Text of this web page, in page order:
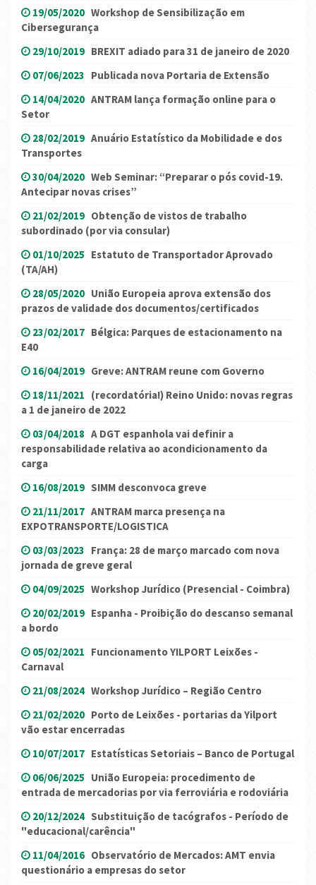
19/05/2020 Workshop de Sensibilização em
Cibersegurança
29/10/2019 BREXIT adiado para 31 de janeiro de 2020
07/06/2023 Publicada nova Portaria de Extensão
14/04/2020 ANTRAM lança formação online para o
Setor
28/02/2019 Anuário Estatístico da Mobilidade e dos
Transportes
30/04/2020 Web Seminar: “Preparar o pós covid-19.
Antecipar novas crises”
21/02/2019 Obtenção de vistos de trabalho
subordinado (por via consular)
01/10/2025 Estatuto de Transportador Aprovado
(TA/AH)
28/05/2020 União Europeia aprova extensão dos
prazos de validade dos documentos/certificados
23/02/2017 Bélgica: Parques de estacionamento na
E40
16/04/2019 Greve: ANTRAM reune com Governo
18/11/2021 (recordatória!) Reino Unido: novas regras
a 1 de janeiro de 2022
03/04/2018 A DGT espanhola vai definir a
responsabilidade relativa ao acondicionamento da
carga
16/08/2019 SIMM desconvoca greve
21/11/2017 ANTRAM marca presença na
EXPOTRANSPORTE/LOGISTICA
03/03/2023 França: 28 de março marcado com nova
jornada de greve geral
04/09/2025 Workshop Jurídico (Presencial - Coimbra)
20/02/2019 Espanha - Proibição do descanso semanal
a bordo
05/02/2021 Funcionamento YILPORT Leixões -
Carnaval
21/08/2024 Workshop Jurídico – Região Centro
21/02/2020 Porto de Leixões - portarias da Yilport
vão estar encerradas
10/07/2017 Estatísticas Setoriais – Banco de Portugal
06/06/2025 União Europeia: procedimento de
entrada de mercadorias por via ferroviária e rodoviária
20/12/2024 Substituição de tacógrafos - Período de
"educacional/carência"
11/04/2016 Observatório de Mercados: AMT envia
questionário a empresas do setor